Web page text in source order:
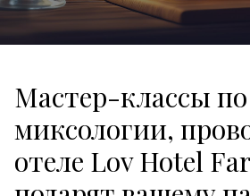
Мастер-классы по
миксологии,
отеле Lov Hotel